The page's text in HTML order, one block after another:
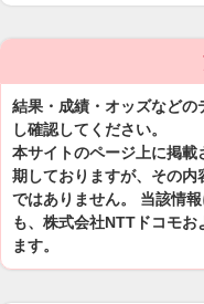
結果・成績・オッズなど
し確認してください。
本サイトのページ上に掲
期しておりますが、その
ではありません。 当該情
も、株式会社NTTドコモ
ます。